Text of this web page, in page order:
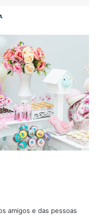
amigos e das pessoas